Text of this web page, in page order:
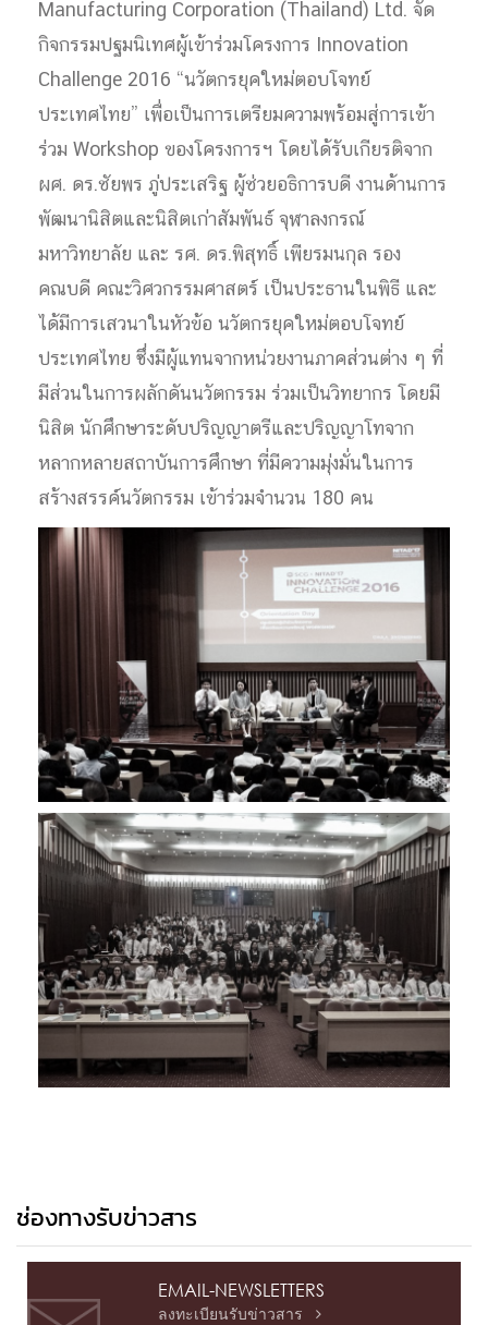
Manufacturing Corporation (Thailand) Ltd. จัด
กิจกรรมปฐมนิเทศผู้เข้าร่วมโครงการ Innovation
Challenge 2016 “นวัตกรยุคใหม่ตอบโจทย์
ประเทศไทย” เพื่อเป็นการเตรียมความพร้อมสู่การเข้า
ร่วม Workshop ของโครงการฯ โดยได้รับเกียรติจาก
ผศ. ดร.ชัยพร ภู่ประเสริฐ ผู้ช่วยอธิการบดี งานด้านการ
พัฒนานิสิตและนิสิตเก่าสัมพันธ์ จุฬาลงกรณ์
มหาวิทยาลัย และ รศ. ดร.พิสุทธิ์ เพียรมนกุล รอง
คณบดี คณะวิศวกรรมศาสตร์ เป็นประธานในพิธี และ
ได้มีการเสวนาในหัวข้อ นวัตกรยุคใหม่ตอบโจทย์
ประเทศไทย ซึ่งมีผู้แทนจากหน่วยงานภาคส่วนต่าง ๆ ที่
มีส่วนในการผลักดันนวัตกรรม ร่วมเป็นวิทยากร โดยมี
นิสิต นักศึกษาระดับปริญญาตรีและปริญญาโทจาก
หลากหลายสถาบันการศึกษา ที่มีความมุ่งมั่นในการ
สร้างสรรค์นวัตกรรม เข้าร่วมจำนวน 180 คน
ช่องทางรับข่าวสาร
EMAIL-NEWSLETTERS
ลงทะเบียนรับข่าวสาร 